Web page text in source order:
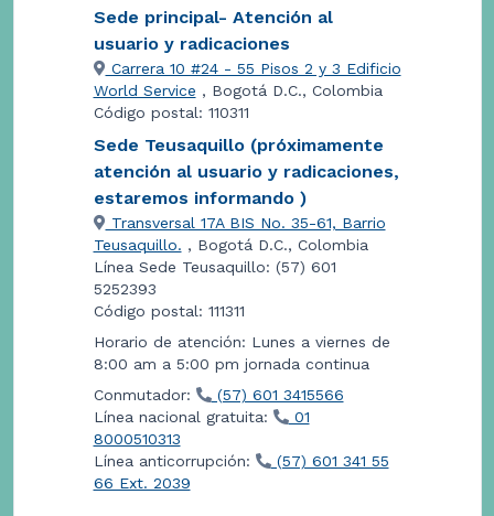
Sede principal- Atención al
usuario y radicaciones
Carrera 10 #24 - 55 Pisos 2 y 3 Edificio
World Service , Bogotá D.C., Colombia
Código postal: 110311
Sede Teusaquillo (próximamente
atención al usuario y radicaciones,
estaremos informando )
Transversal 17A BIS No. 35-61, Barrio
Teusaquillo. , Bogotá D.C., Colombia
Línea Sede Teusaquillo: (57) 601
5252393
Código postal: 111311
Horario de atención: Lunes a viernes de
8:00 am a 5:00 pm jornada continua
Conmutador:
(57) 601 3415566
Línea nacional gratuita:
01
8000510313
Línea anticorrupción:
(57) 601 341 55
66 Ext. 2039